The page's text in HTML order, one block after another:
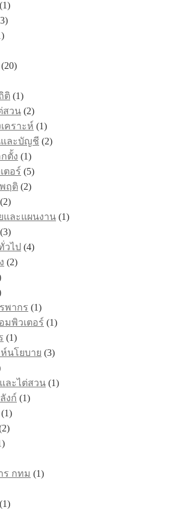
(1)
(20)
ติ (1)
สวน (2)
คราะห์ (1)
และบัญชี (2)
ตั้ง (1)
ตอร์ (5)
ฤติ (2)
(2)
และแผนงาน (1)
(3)
ไป (4)
(2)
พากร (1)
มพิวเตอร์ (1)
(1)
นโยบาย (3)
ละไต่สวน (1)
งก์ (1)
(1)
ร กทม (1)
(1)